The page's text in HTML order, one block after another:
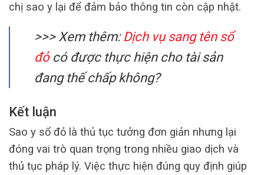
chị sao y lại để đảm bảo thông tin còn cập nhật.
>>> Xem thêm: Dịch vụ sang tên sổ
đỏcó được thực hiện cho tài sản
đang thế chấp không?
Kết luận
Sao y sổ đỏ là thủ tục tưởng đơn giản nhưng lại
đóng vai trò quan trọng trong nhiều giao dịch và
thủ tục pháp lý. Việc thực hiện đúng quy định giúp